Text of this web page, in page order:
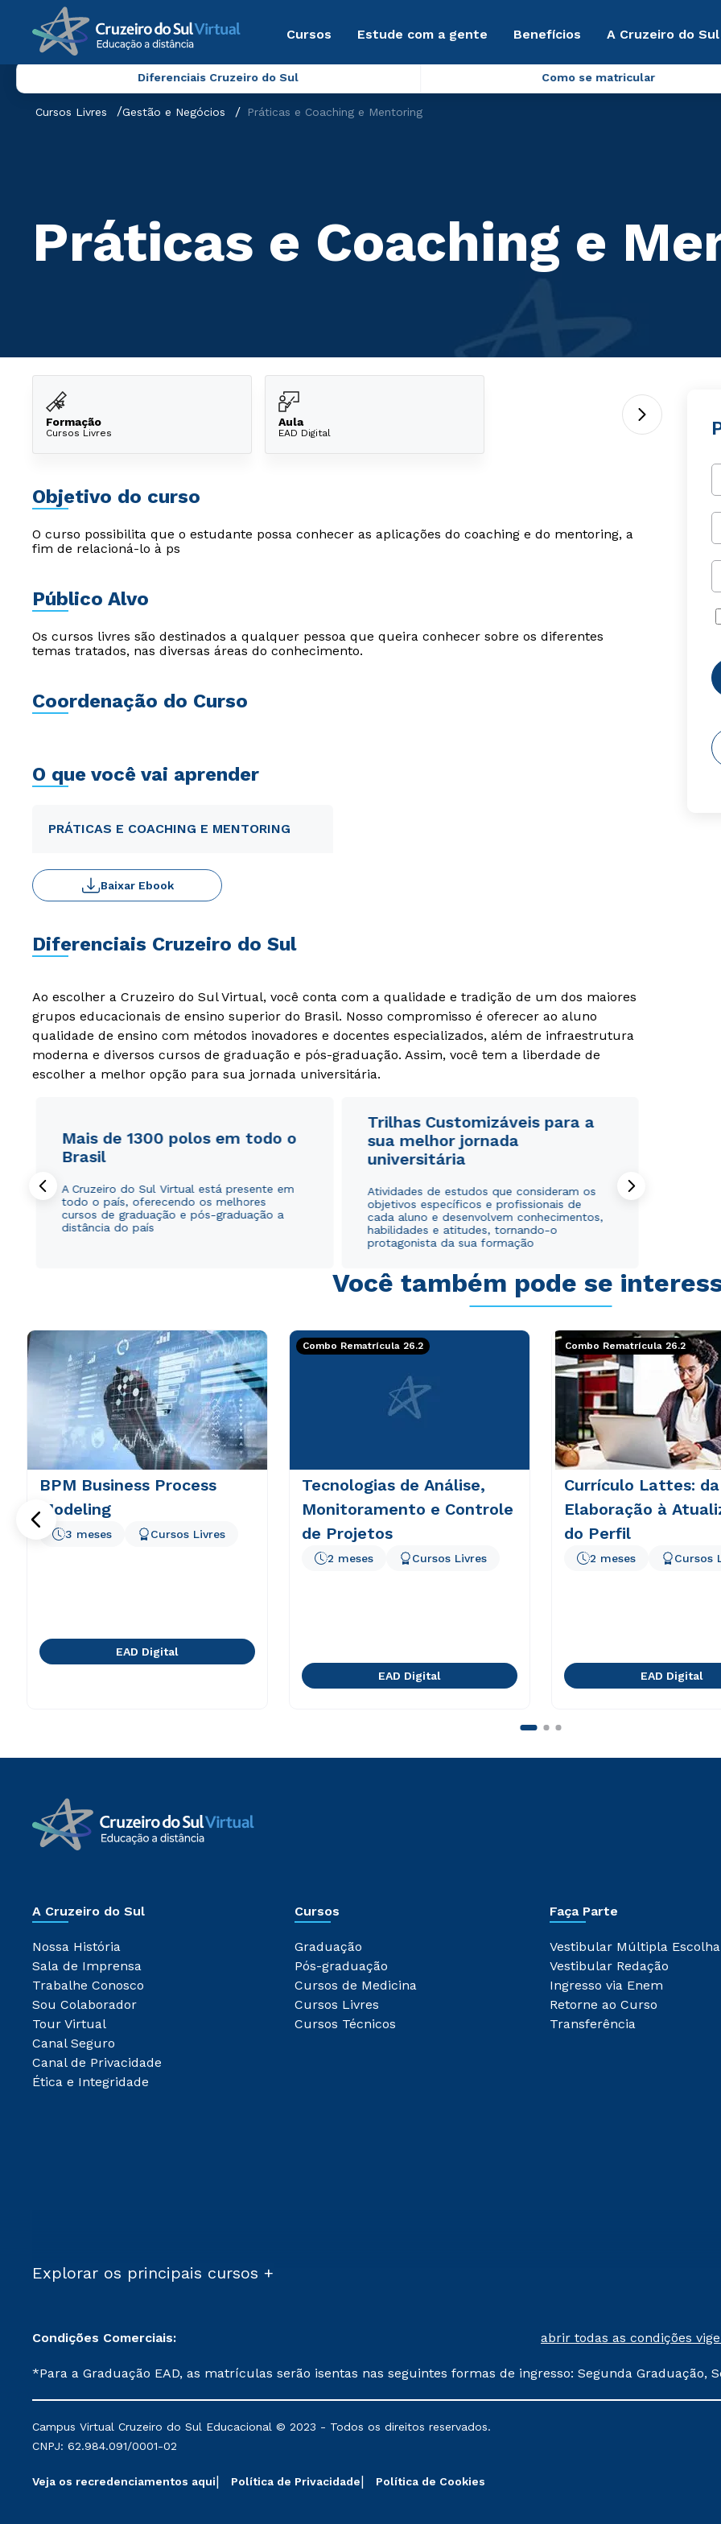
Cursos Estude com a gente Benefícios A Cruzeiro do
Diferenciais Cruzeiro do Sul Como se matricular
Cursos Livres Gestão e Negócios Práticas e Coaching e Mentoring
Práticas e Coaching e
Formação
Cursos Livres
Aula
EAD Digital
Objetivo do curso
O curso possibilita que o estudante possa conhecer as aplicações do coaching e do mentoring, a
fim de relacioná-lo à ps
Público Alvo
Os cursos livres são destinados a qualquer pessoa que queira conhecer sobre os diferentes
temas tratados, nas diversas áreas do conhecimento.
Coordenação do Curso
O que você vai aprender
PRÁTICAS E COACHING E MENTORING
Baixar Ebook
Diferenciais Cruzeiro do Sul
Ao escolher a Cruzeiro do Sul Virtual, você conta com a qualidade e tradição de um dos maiores
grupos educacionais de ensino superior do Brasil. Nosso compromisso é oferecer ao aluno
qualidade de ensino com métodos inovadores e docentes especializados, além de infraestrutura
moderna e diversos cursos de graduação e pós-graduação. Assim, você tem a liberdade de
escolher a melhor opção para sua jornada universitária.
Mais de 1300 polos em todo o
Brasil
A Cruzeiro do Sul Virtual está presente em
todo o país, oferecendo os melhores
cursos de graduação e pós-graduação a
distância do país
Trilhas Customizáveis para a
sua melhor jornada
universitária
Atividades de estudos que consideram os
objetivos específicos e profissionais de
cada aluno e desenvolvem conhecimentos,
habilidades e atitudes, tornando-o
protagonista da sua formação
Você também pode se
BPM Business Process
Modeling
3 meses Cursos Livres
EAD Digital
Combo Rematrícula 26.2
Tecnologias de Análise,
Monitoramento e Controle
de Projetos
2 meses Cursos Livres
EAD Digital
Combo Rematrícula 26.2
Currículo Lattes: da
Elaboração à
do Perfil
2 meses Cursos
EAD Digital
A Cruzeiro do Sul
Nossa História
Sala de Imprensa
Trabalhe Conosco
Sou Colaborador
Tour Virtual
Canal Seguro
Canal de Privacidade
Ética e Integridade
Cursos
Graduação
Pós-graduação
Cursos de Medicina
Cursos Livres
Cursos Técnicos
Faça Parte
Vestibular Múltipla Escolha
Vestibular Redação
Ingresso via Enem
Retorne ao Curso
Transferência
Explorar os principais cursos +
Condições Comerciais: abrir todas as condições
*Para a Graduação EAD, as matrículas serão isentas nas seguintes formas de ingresso: Segunda Graduação,
mantidos conforme negociação. Descontos institucionais poderão sofrer alterações nos períodos de
serviços.
Campus Virtual Cruzeiro do Sul Educacional © 2023 - Todos os direitos reservados.
CNPJ: 62.984.091/0001-02
Veja os recredenciamentos aqui Política de Privacidade Política de Cookies
WhatsApp
ou
Estou de acordo com a Política de Privacidade.e
autorizo que meus dados sejam utilizados para o
envio de conteúdos da Cruzeiro do Sul.
WhatsApp
ou
Estou de acordo com a Política de Privacidade.e
autorizo que meus dados sejam utilizados para o
envio de conteúdos da Cruzeiro do Sul.